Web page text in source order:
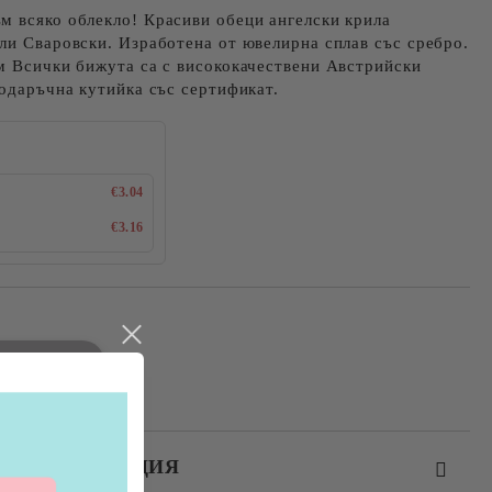
всяко облекло! Красиви обеци ангелски крила
Сваровски. Изработена от ювелирна сплав със сребро.
Всички бижута са с висококачествени Австрийски
кутийка със сертификат.
€3.04
€3.16
РЕГИСТРАЦИЯ